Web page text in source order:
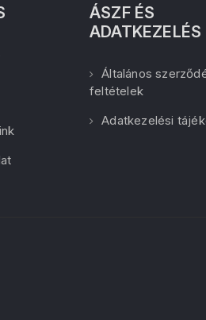
ÁSZF ÉS
ADATKEZELÉS
Általános
feltételek
Adatkezelési